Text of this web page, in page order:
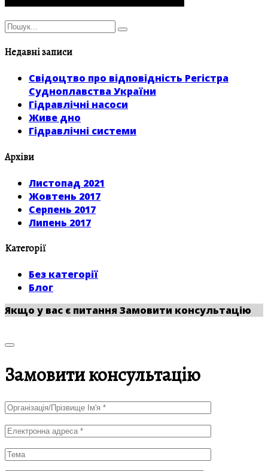
Недавні записи
Свідоцтво про відповідність Регістра
Судноплавства України
Гідравлічні насоси
Живе дно
Гідравлічні системи
Архіви
Листопад 2021
Жовтень 2017
Серпень 2017
Липень 2017
Категорії
Без категорії
Блог
Якщо у вас є питанняЗамовити консультацію
Замовити консультацію